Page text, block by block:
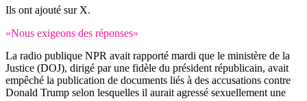
Ils ont ajouté sur X.
«Nous exigeons des réponses»
La radio publique NPR avait rapporté mardi que le ministère de la
Justice (DOJ), dirigé par une fidèle du président républicain, avait
empêché la publication de documents liés à des accusations contre
Donald Trump selon lesquelles il aurait agressé sexuellement une